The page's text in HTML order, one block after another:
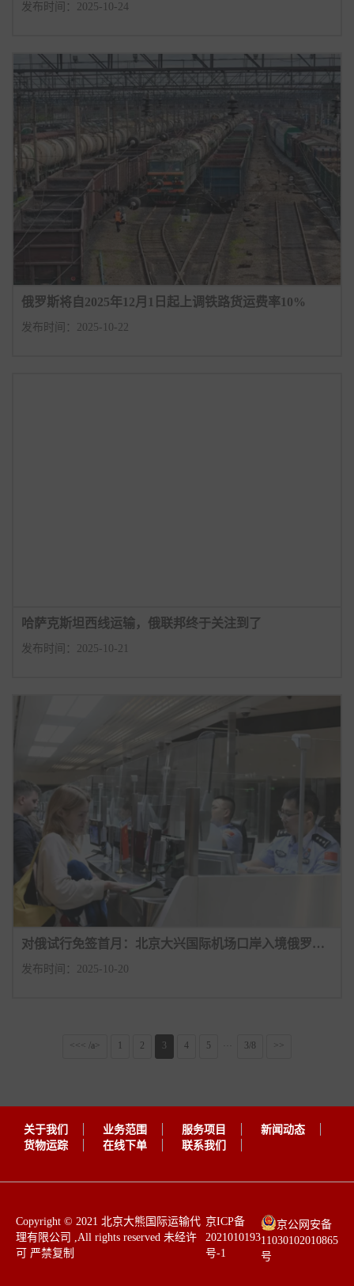
发布时间：2025-10-24
俄罗斯将自2025年12月1日起上调铁路货运费率10%
发布时间：2025-10-22
哈萨克斯坦西线运输，俄联邦终于关注到了
发布时间：2025-10-21
对俄试行免签首月：北京大兴国际机场口岸入境俄罗斯旅客量较政策施行前增长超2成
发布时间：2025-10-20
<<< /a> 2 3 4 5 3/8 >>
关于我们 业务范围 服务项目
新闻动态
货物运踪
在线下单 联系我们
​Copyright © 2021 北京大熊国际运输代
理有限公司 ,All rights reserved 未经许
可 严禁复制 ​​
京ICP备
2021010193
号-1
京公网安备
11030102010865
号